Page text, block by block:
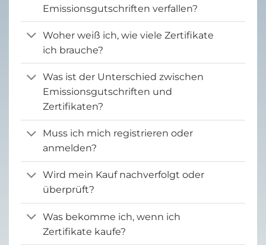
Emissionsgutschriften verfallen?
Woher weiß ich, wie viele Zertifikate
ich brauche?
Was ist der Unterschied zwischen
Emissionsgutschriften und
Zertifikaten?
Muss ich mich registrieren oder
anmelden?
Wird mein Kauf nachverfolgt oder
überprüft?
Was bekomme ich, wenn ich
Zertifikate kaufe?